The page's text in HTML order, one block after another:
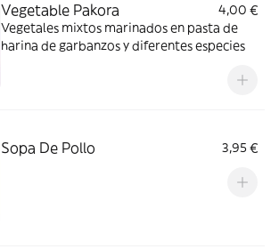
Vegetable Pakora
4,00 €
Vegetales mixtos marinados en pasta de
harina de garbanzos y diferentes especies
Sopa De Pollo 3,95 €